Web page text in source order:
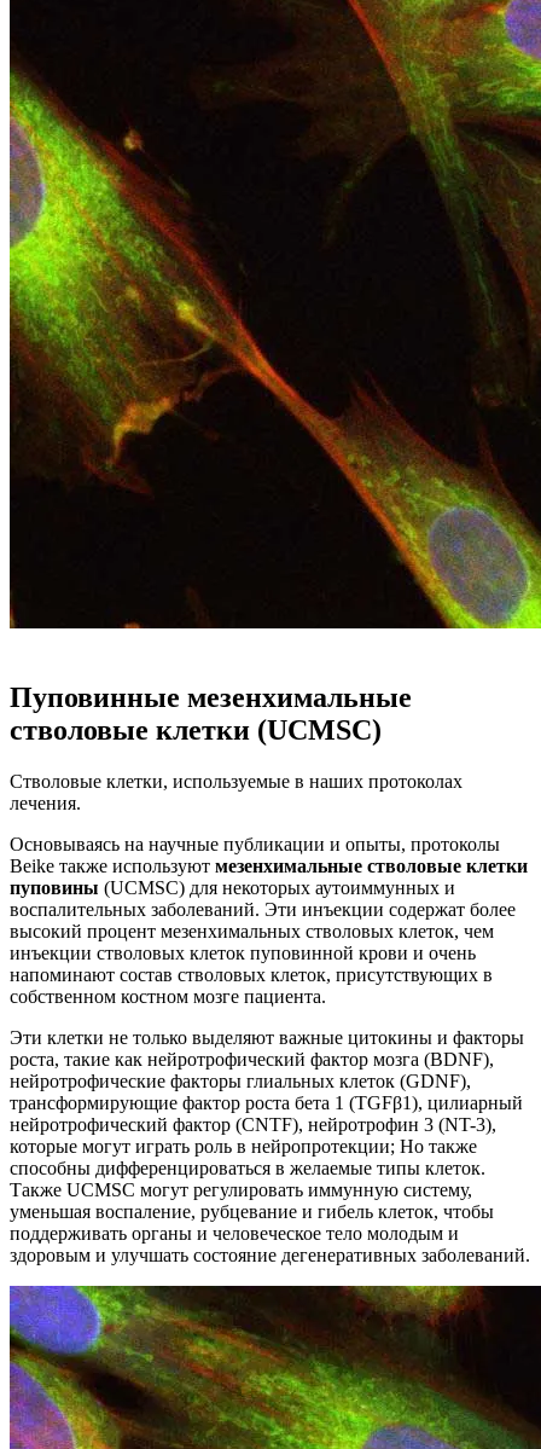
Пуповинные мезенхимальные
стволовые клетки (UCMSC)
Стволовые клетки, используемые в наших протоколах
лечения.
Основываясь на научные публикации и опыты, протоколы
Beike также используют мезенхимальные стволовые клетки
пуповины (UCMSC) для некоторых аутоиммунных и
воспалительных заболеваний. Эти инъекции содержат более
высокий процент мезенхимальных стволовых клеток, чем
инъекции стволовых клеток пуповинной крови и очень
напоминают состав стволовых клеток, присутствующих в
собственном костном мозге пациента.
Эти клетки не только выделяют важные цитокины и факторы
роста, такие как нейротрофический фактор мозга (BDNF),
нейротрофические факторы глиальных клеток (GDNF),
трансформирующие фактор роста бета 1 (TGFβ1), цилиарный
нейротрофический фактор (CNTF), нейротрофин 3 (NT-3),
которые могут играть роль в нейропротекции; Но также
способны дифференцироваться в желаемые типы клеток.
Также UCMSC могут регулировать иммунную систему,
уменьшая воспаление, рубцевание и гибель клеток, чтобы
поддерживать органы и человеческое тело молодым и
здоровым и улучшать состояние дегенеративных заболеваний.